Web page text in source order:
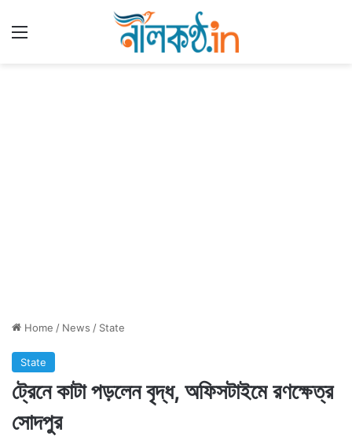
Home / News / State
State
ট্রেনে কাটা পড়লেন বৃদ্ধ, অফিসটাইমে রণক্ষেত্র
সোদপুর